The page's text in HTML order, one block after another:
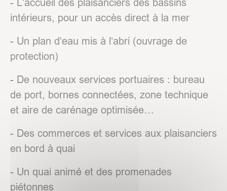
- L'accueil des plaisanciers des bassins
intérieurs, pour un accès direct à la mer
- Un plan d’eau mis à l’abri (ouvrage de
protection)
- De nouveaux services portuaires : bureau
de port, bornes connectées, zone technique
et aire de carénage optimisée…
- Des commerces et services aux plaisanciers
en bord à quai
- Un quai animé et des promenades
piétonnes